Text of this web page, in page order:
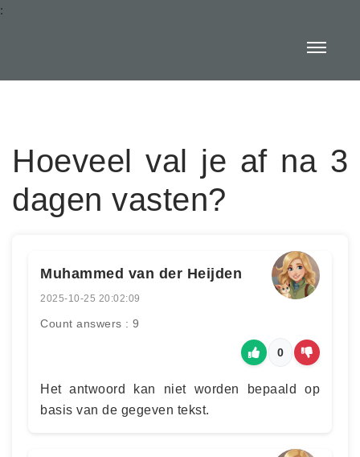
:
Hoeveel val je af na 3
dagen vasten?
Muhammed van der Heijden
2025-10-25 20:02:09
Count answers : 9
0
Het antwoord kan niet worden bepaald op
basis van de gegeven tekst.